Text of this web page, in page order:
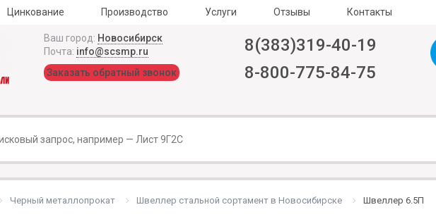
Цинкование Производство Услуги Отзывы Контакты
Ваш город: Новосибирск
Почта: info@scsmp.ru
Заказать обратный звонок
8(383)319-40-19
8-800-775-84-75
Черный металлопрокат Швеллер стальной сортамент в Новосибирске Швеллер 6.5П